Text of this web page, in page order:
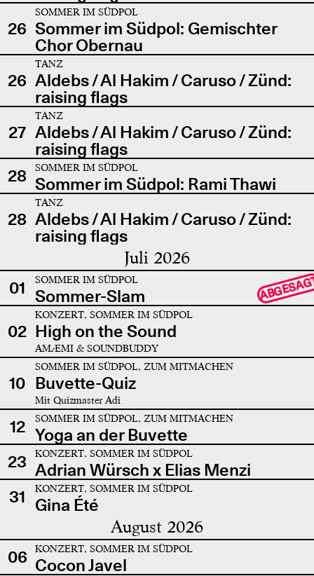
26
SOMMER IM SÜDPOL
Sommer im Südpol: Gemischter
Chor Obernau
26
TANZ
Aldebs / Al Hakim / Caruso / Zünd:
raising flags
27
TANZ
Aldebs / Al Hakim / Caruso / Zünd:
raising flags
28
SOMMER IM SÜDPOL
Sommer im Südpol: Rami Thawi
28
TANZ
Aldebs / Al Hakim / Caruso / Zünd:
raising flags
Juli 2026
01 SOMMER IM SÜDPOL
Sommer-Slam
02
KONZERT, SOMMER IM SÜDPOL
High on the Sound
AMÆMI & SOUNDBUDDY
10
SOMMER IM SÜDPOL, ZUM MITMACHEN
Buvette-Quiz
Mit Quizmaster Adi
12 SOMMER IM SÜDPOL, ZUM MITMACHEN
Yoga an der Buvette
23
KONZERT, SOMMER IM SÜDPOL
Adrian Würsch x Elias Menzi
31
KONZERT, SOMMER IM SÜDPOL
Gina Été
August 2026
06 KONZERT, SOMMER IM SÜDPOL
Cocon Javel